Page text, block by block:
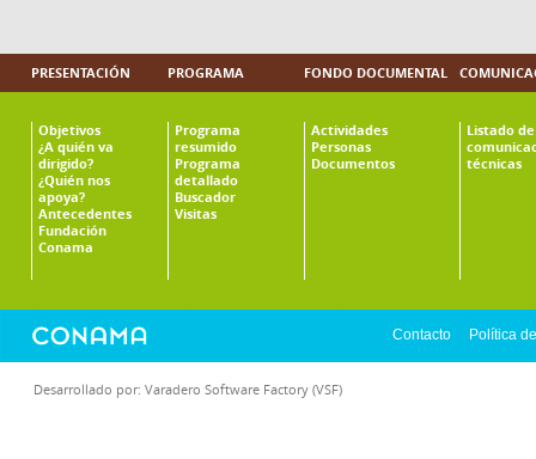
PRESENTACIÓN
Objetivos
¿A quién va
dirigido?
¿Quién nos
apoya?
Antecedentes
Fundación
Conama
PROGRAMA
Programa
resumido
Programa
detallado
Buscador
Visitas
FONDO DOCUMENTAL
Actividades
Personas
Documentos
Listado de
técnicas
Contacto Política
Desarrollado por: Varadero Software Factory (VSF)